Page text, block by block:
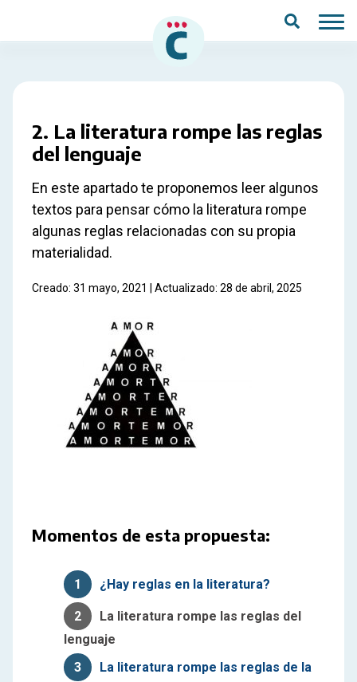
2. La literatura rompe las reglas
del lenguaje
En este apartado te proponemos leer algunos
textos para pensar cómo la literatura rompe
algunas reglas relacionadas con su propia
materialidad.
Creado: 31 mayo, 2021 | Actualizado: 28 de abril, 2025
Momentos de esta propuesta:
1 ¿Hay reglas en la literatura?
2
La literatura rompe las reglas del
lenguaje
3
La literatura rompe las reglas de la